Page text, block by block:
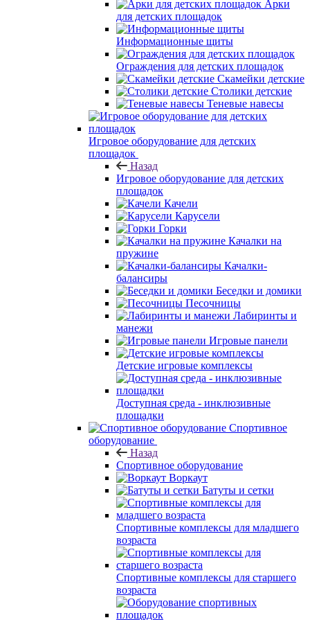
Арки
для детских площадок
Информационные щиты
Ограждения для детских площадок
Скамейки детские
Столики детские
Теневые навесы
Игровое оборудование для детских
площадок
Назад
Игровое оборудование для детских
площадок
Качели
Карусели
Горки
Качалки на
пружине
Качалки-
балансиры
Беседки и домики
Песочницы
Лабиринты и
манежи
Игровые панели
Детские игровые комплексы
Доступная среда - инклюзивные
площадки
Спортивное
оборудование
Назад
Спортивное оборудование
Воркаут
Батуты и сетки
Спортивные комплексы для младшего
возраста
Спортивные комплексы для старшего
возраста